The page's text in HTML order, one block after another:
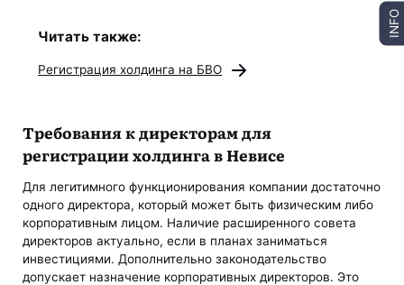
Читать также:
Регистрация холдинга на БВО
Требования к директорам для
регистрации холдинга в Невисе
Для легитимного функционирования компании достаточно
одного директора, который может быть физическим либо
корпоративным лицом. Наличие расширенного совета
директоров актуально, если в планах заниматься
инвестициями. Дополнительно законодательство
допускает назначение корпоративных директоров. Это
INFO